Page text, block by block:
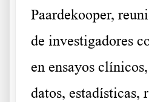
Paardekooper,
de investigadores
en ensayos
datos, estadísticas,